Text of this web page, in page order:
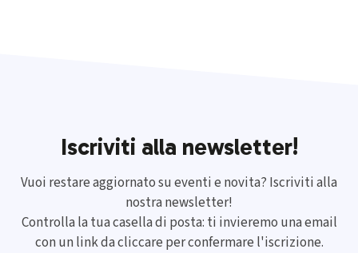
Iscriviti alla newsletter!
Vuoi restare aggiornato su eventi e novita? Iscriviti alla
nostra newsletter!
Controlla la tua casella di posta: ti invieremo una email
con un link da cliccare per confermare l'iscrizione.